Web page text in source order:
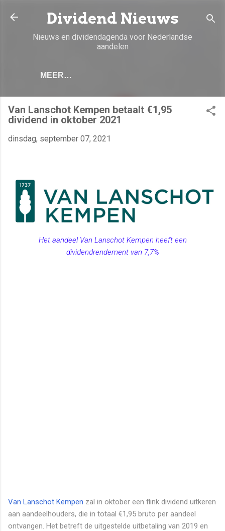
Doorgaan naar hoofdcontent
Dividend Nieuws
Nieuws en dividendagenda voor Nederlandse
aandelen
MEER…
Van Lanschot Kempen betaalt €1,95
dividend in oktober 2021
dinsdag, september 07, 2021
Het aandeel Van Lanschot Kempen heeft een
dividendrendement van 7,7%
Van Lanschot Kempen zal in oktober een flink dividend uitkeren
aan aandeelhouders, die in totaal €1,95 bruto per aandeel
ontvangen. Het betreft de uitgestelde uitbetaling van 2019 en